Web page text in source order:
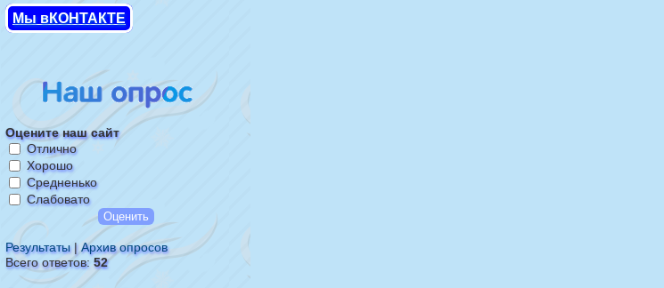
Мы вКОНТАКТЕ
Оцените наш сайт
Отлично
Хорошо
Средненько
Слабовато
Результаты| Архив опросов
Всего ответов: 52